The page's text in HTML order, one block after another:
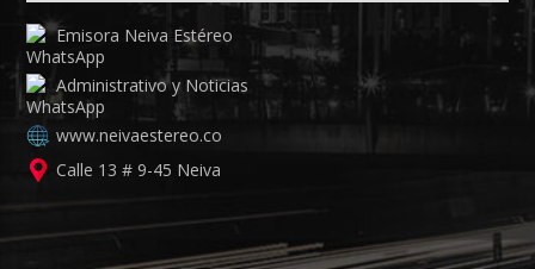
Emisora Neiva Estéreo
Administrativo y Noticias
www.neivaestereo.co
Calle 13 # 9-45 Neiva